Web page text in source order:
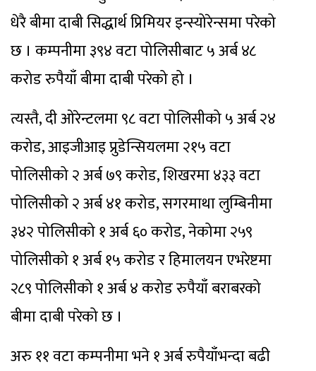
धेरै बीमा दाबी सिद्धार्थ प्रिमियर इन्स्योरेन्समा परेको
छ । कम्पनीमा ३९४ वटा पोलिसीबाट ५ अर्ब ४८
करोड रुपैयाँ बीमा दाबी परेको हो ।
त्यस्तै, दी ओरेन्टलमा ९८ वटा पोलिसीको ५ अर्ब २४
करोड, आइजीआइ प्रुडेन्सियलमा २१५ वटा
पोलिसीको २ अर्ब ७९ करोड, शिखरमा ४३३ वटा
पोलिसीको २ अर्ब ४१ करोड, सगरमाथा लुम्बिनीमा
३४२ पोलिसीको १ अर्ब ६० करोड, नेकोमा २५९
पोलिसीको १ अर्ब १५ करोड र हिमालयन एभरेष्टमा
२८९ पोलिसीको १ अर्ब ४ करोड रुपैयाँ बराबरको
बीमा दाबी परेको छ ।
अरु ११ वटा कम्पनीमा भने १ अर्ब रुपैयाँभन्दा बढी